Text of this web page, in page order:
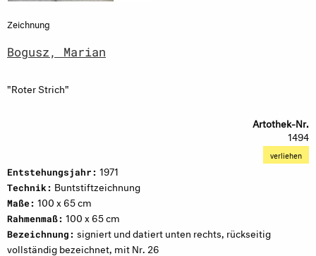
Zeichnung
Bogusz, Marian
"Roter Strich"
Artothek-Nr.
1494
verliehen
Entstehungsjahr: 1971
Technik: Buntstiftzeichnung
Maße: 100 x 65 cm
Rahmenmaß: 100 x 65 cm
Bezeichnung: signiert und datiert unten rechts, rückseitig
vollständig bezeichnet, mit Nr. 26